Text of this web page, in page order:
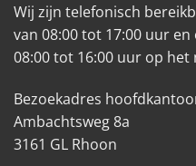
Wij zijn telefonisch
van 08:00 tot 17:00 uur
08:00 tot 16:00 uur op het
Bezoekadres
Ambachtsweg 8a
3161 GL Rhoon